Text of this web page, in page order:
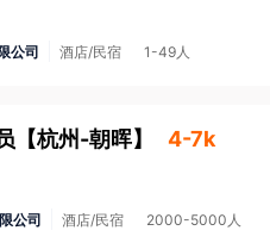
公司 酒店/民宿 1-49人
【杭州-朝晖】 4-7k
公司 酒店/民宿 2000-5000人